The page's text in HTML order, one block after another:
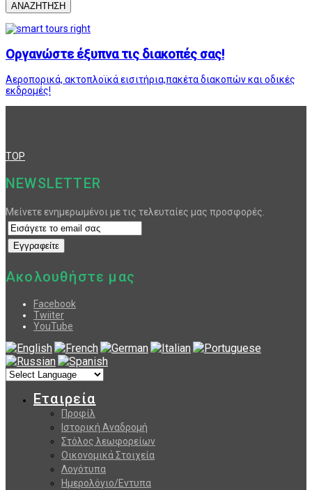
ΑΝΑΖΗΤΗΣΗ
Οργανώστε έξυπνα τις διακοπές σας!
Αεροπορικά, ακτοπλοϊκά εισιτήρια,πακέτα διακοπών και οδικές
εκδρομές!
TOP
NEWSLETTER
Μείνετε ενημερωμένοι με τις τελευταίες μας προσφορές.
Ακολουθήστε μας
Facebook
Twiiter
YouTube
Εταιρεία
Προφίλ
Ιστορική Αναδρομή
Στόλος λεωφορείων
Οικονομικά Στοιχεία
Λογότυπα
Ημερολόγιο/Εντυπα